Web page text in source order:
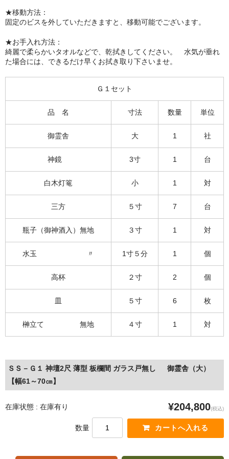
★移動方法：
固定のビスを外していただきますと、移動可能でございます。
★お手入れ方法：
綺麗で柔らかいタオルなどで、乾拭きしてください。 水気が垂れ
た場合には、できるだけ早くお拭き取り下さいませ。
Ｇ１セット
品 名 寸法 数量 単位
御霊舎 大 1 社
神鏡 3寸 1 台
白木灯篭 小 1 対
三方 ５寸 7 台
瓶子（御神酒入）無地 ３寸 1 対
水玉 〃 1寸５分 1 個
高杯 ２寸 2 個
皿 ５寸 6 枚
榊立て 無地 ４寸 1 対
ＳＳ－Ｇ１ 神壇2尺 薄型 板欄間 ガラス戸無し 御霊舎（大）
【幅61～70㎝】
在庫状態 : 在庫有り ¥204,800(税込)
数量